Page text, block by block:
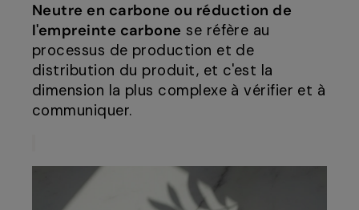
Neutre en carbone ou réduction de
l'empreinte carbone se réfère au
processus de production et de
distribution du produit, et c'est la
dimension la plus complexe à vérifier et à
communiquer.